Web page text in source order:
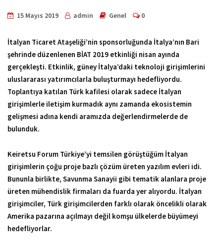
15 Mayıs 2019 admin Genel 0
İtalyan Ticaret Ataşeliği’nin sponsorluğunda İtalya’nın Bari
şehrinde düzenlenen BİAT 2019 etkinliği nisan ayında
gerçekleşti. Etkinlik, güney İtalya’daki teknoloji girişimlerini
uluslararası yatırımcılarla buluşturmayı hedefliyordu.
Toplantıya katılan Türk kafilesi olarak sadece İtalyan
girişimlerle iletişim kurmadık aynı zamanda ekosistemin
gelişmesi adına kendi aramızda değerlendirmelerde de
bulunduk.
Keiretsu Forum Türkiye’yi temsilen görüştüğüm İtalyan
girişimlerin çoğu proje bazlı çözüm üreten yazılım evleri idi.
Bununla birlikte, Savunma Sanayii gibi tematik alanlara proje
üreten mühendislik firmaları da fuarda yer alıyordu. İtalyan
girişimciler, Türk girişimcilerden farklı olarak öncelikli olarak
Amerika pazarına açılmayı değil komşu ülkelerde büyümeyi
hedefliyorlar.